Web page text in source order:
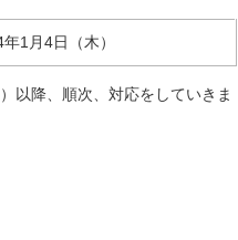
1月4日（木）
以降、順次、対応をしていきま